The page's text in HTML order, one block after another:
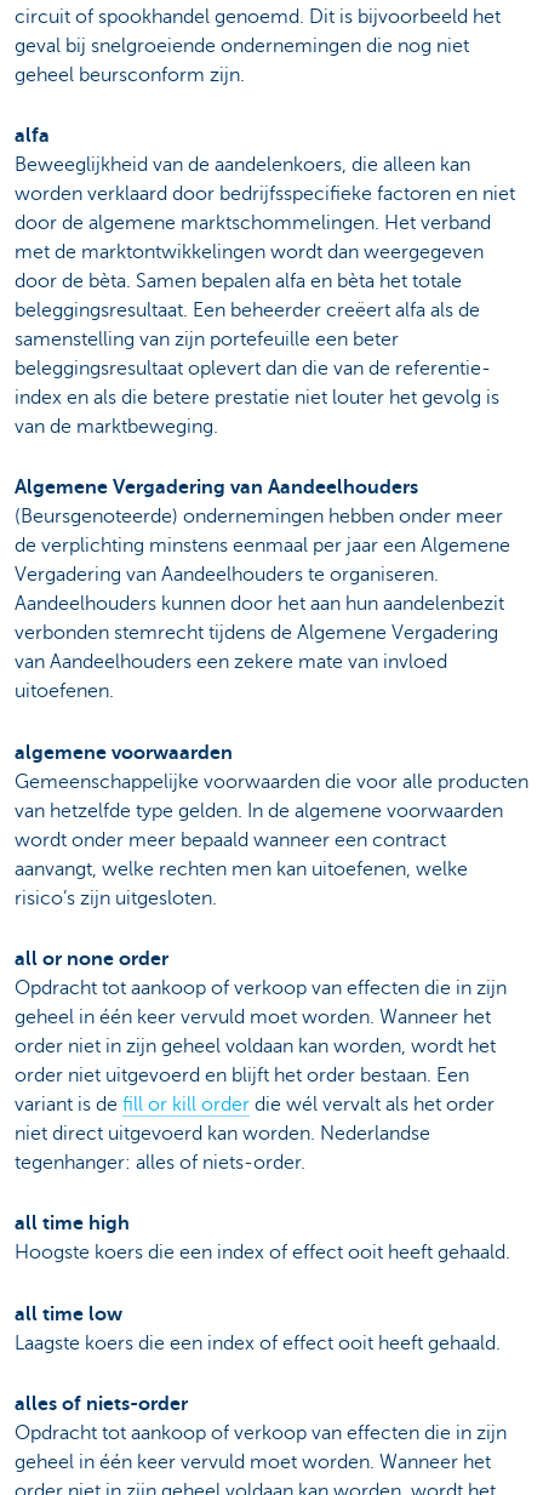
circuit of spookhandel genoemd. Dit is bijvoorbeeld het
geval bij snelgroeiende ondernemingen die nog niet
geheel beursconform zijn.
alfa
Beweeglijkheid van de aandelenkoers, die alleen kan
worden verklaard door bedrijfsspecifieke factoren en niet
door de algemene marktschommelingen. Het verband
met de marktontwikkelingen wordt dan weergegeven
door de bèta. Samen bepalen alfa en bèta het totale
beleggingsresultaat. Een beheerder creëert alfa als de
samenstelling van zijn portefeuille een beter
beleggingsresultaat oplevert dan die van de referentie-
index en als die betere prestatie niet louter het gevolg is
van de marktbeweging.
Algemene Vergadering van Aandeelhouders
(Beursgenoteerde) ondernemingen hebben onder meer
de verplichting minstens eenmaal per jaar een Algemene
Vergadering van Aandeelhouders te organiseren.
Aandeelhouders kunnen door het aan hun aandelenbezit
verbonden stemrecht tijdens de Algemene Vergadering
van Aandeelhouders een zekere mate van invloed
uitoefenen.
algemene voorwaarden
Gemeenschappelijke voorwaarden die voor alle producten
van hetzelfde type gelden. In de algemene voorwaarden
wordt onder meer bepaald wanneer een contract
aanvangt, welke rechten men kan uitoefenen, welke
risico’s zijn uitgesloten.
all or none order
Opdracht tot aankoop of verkoop van effecten die in zijn
geheel in één keer vervuld moet worden. Wanneer het
order niet in zijn geheel voldaan kan worden, wordt het
order niet uitgevoerd en blijft het order bestaan. Een
variant is de fill or kill order die wél vervalt als het order
niet direct uitgevoerd kan worden. Nederlandse
tegenhanger: alles of niets-order.
all time high
Hoogste koers die een index of effect ooit heeft gehaald.
all time low
Laagste koers die een index of effect ooit heeft gehaald.
alles of niets-order
Opdracht tot aankoop of verkoop van effecten die in zijn
geheel in één keer vervuld moet worden. Wanneer het